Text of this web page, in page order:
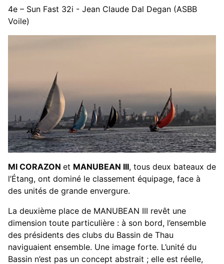
4e – Sun Fast 32i - Jean Claude Dal Degan (ASBB
Voile)
MI CORAZON et MANUBEAN III, tous deux bateaux de
l’Étang, ont dominé le classement équipage, face à
des unités de grande envergure.
La deuxième place de MANUBEAN III revêt une
dimension toute particulière : à son bord, l’ensemble
des présidents des clubs du Bassin de Thau
naviguaient ensemble. Une image forte. L’unité du
Bassin n’est pas un concept abstrait ; elle est réelle,